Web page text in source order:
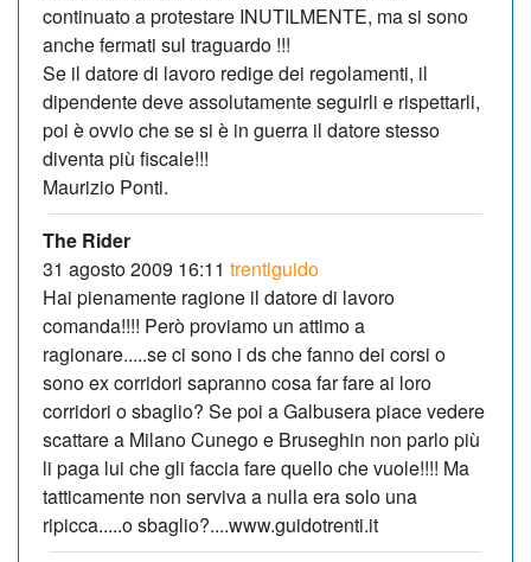
continuato a protestare INUTILMENTE, ma si sono
anche fermati sul traguardo !!!
Se il datore di lavoro redige dei regolamenti, il
dipendente deve assolutamente seguirli e rispettarli,
poi è ovvio che se si è in guerra il datore stesso
diventa più fiscale!!!
Maurizio Ponti.
The Rider
31 agosto 2009 16:11 trentiguido
Hai pienamente ragione il datore di lavoro
comanda!!!! Però proviamo un attimo a
ragionare.....se ci sono i ds che fanno dei corsi o
sono ex corridori sapranno cosa far fare ai loro
corridori o sbaglio? Se poi a Galbusera piace vedere
scattare a Milano Cunego e Bruseghin non parlo più
li paga lui che gli faccia fare quello che vuole!!!! Ma
tatticamente non serviva a nulla era solo una
ripicca.....o sbaglio?....www.guidotrenti.it